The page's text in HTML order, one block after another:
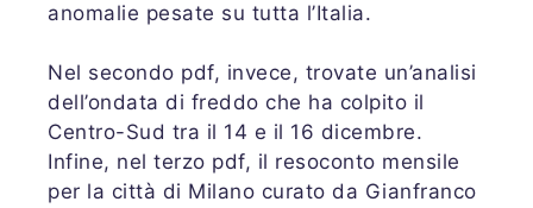
anomalie pesate su tutta l’Italia.
Nel secondo pdf, invece, trovate un’analisi
dell’ondata di freddo che ha colpito il
Centro-Sud tra il 14 e il 16 dicembre.
Infine, nel terzo pdf, il resoconto mensile
per la città di Milano curato da Gianfranco